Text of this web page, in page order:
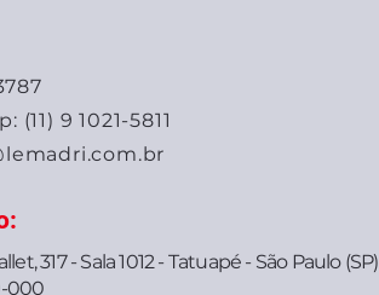
(11) 9 1021-5811
317 - Sala 1012 - Tatuapé - São Paulo (SP)
000